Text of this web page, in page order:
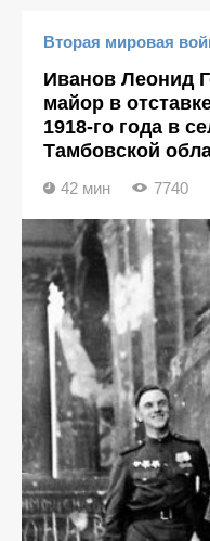
Вторая мировая
Иванов Леонид
майор в
1918-го года в
Тамбовской
42 мин 7740